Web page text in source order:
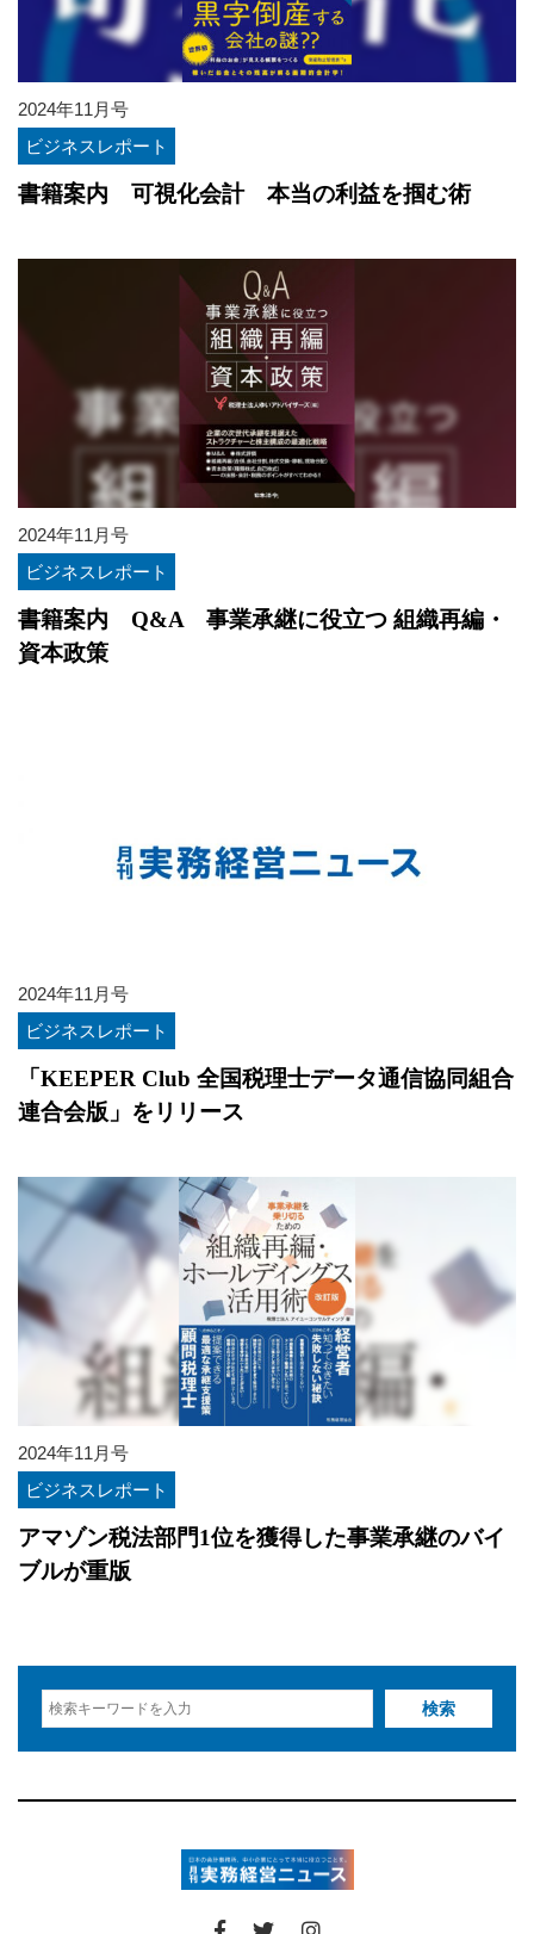
2024年11月号
ビジネスレポート
書籍案内 可視化会計 本当の利益を掴む術
2024年11月号
ビジネスレポート
書籍案内 Q&A 事業承継に役立つ 組織再編・
資本政策
2024年11月号
ビジネスレポート
「KEEPER Club 全国税理士データ通信協同組合
連合会版」をリリース
2024年11月号
ビジネスレポート
アマゾン税法部門1位を獲得した事業承継のバイ
ブルが重版